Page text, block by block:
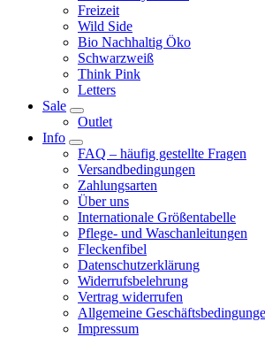
Freizeit
Wild Side
Bio Nachhaltig Öko
Schwarzweiß
Think Pink
Letters
Sale
Outlet
Info
FAQ – häufig gestellte Fragen
Versandbedingungen
Zahlungsarten
Über uns
Internationale Größentabelle
Pflege- und Waschanleitungen
Fleckenfibel
Datenschutzerklärung
Widerrufsbelehrung
Vertrag widerrufen
Allgemeine
Impressum